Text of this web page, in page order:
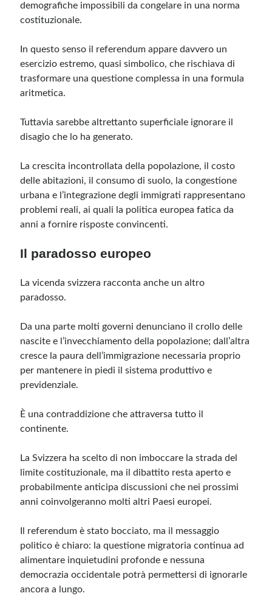
demografiche impossibili da congelare in una norma
costituzionale.
In questo senso il referendum appare davvero un
esercizio estremo, quasi simbolico, che rischiava di
trasformare una questione complessa in una formula
aritmetica.
Tuttavia sarebbe altrettanto superficiale ignorare il
disagio che lo ha generato.
La crescita incontrollata della popolazione, il costo
delle abitazioni, il consumo di suolo, la congestione
urbana e l’integrazione degli immigrati rappresentano
problemi reali, ai quali la politica europea fatica da
anni a fornire risposte convincenti.
Il paradosso europeo
La vicenda svizzera racconta anche un altro
paradosso.
Da una parte molti governi denunciano il crollo delle
nascite e l’invecchiamento della popolazione; dall’altra
cresce la paura dell’immigrazione necessaria proprio
per mantenere in piedi il sistema produttivo e
previdenziale.
È una contraddizione che attraversa tutto il
continente.
La Svizzera ha scelto di non imboccare la strada del
limite costituzionale, ma il dibattito resta aperto e
probabilmente anticipa discussioni che nei prossimi
anni coinvolgeranno molti altri Paesi europei.
Il referendum è stato bocciato, ma il messaggio
politico è chiaro: la questione migratoria continua ad
alimentare inquietudini profonde e nessuna
democrazia occidentale potrà permettersi di ignorarle
ancora a lungo.